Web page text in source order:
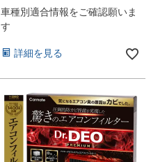
車種別適合情報をご確認願いま
す
詳細を見る